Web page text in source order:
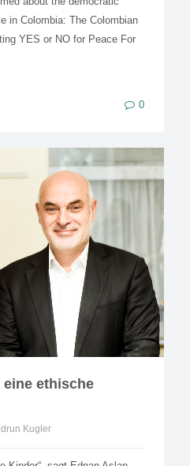
in Colombia: The Colombian
YES or NO for Peace For
0
eine ethische
Kugler